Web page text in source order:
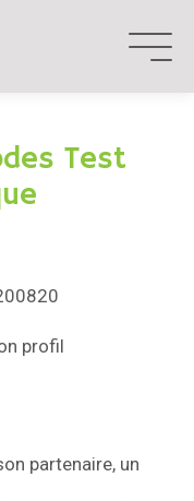
Test
profil
partenaire, un